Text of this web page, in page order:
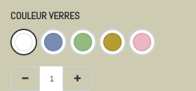
COULEUR VERRES